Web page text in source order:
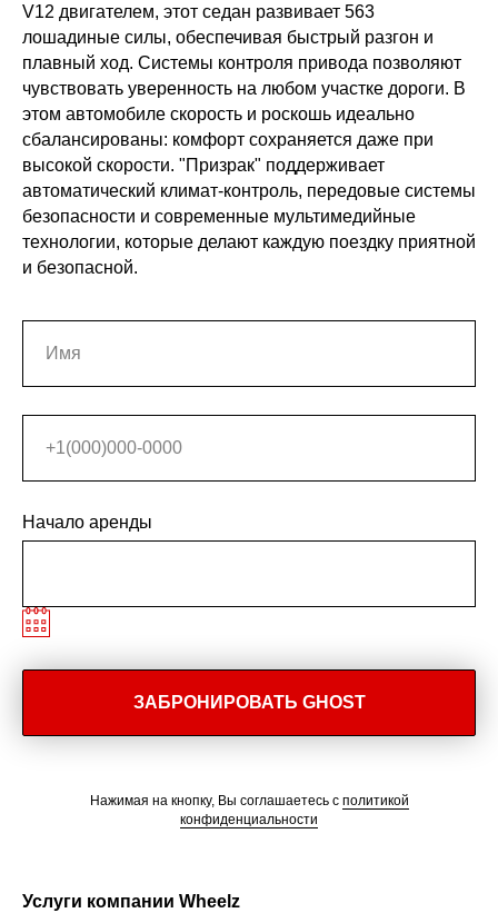
V12 двигателем, этот седан развивает 563
лошадиные силы, обеспечивая быстрый разгон и
плавный ход. Системы контроля привода позволяют
чувствовать уверенность на любом участке дороги. В
этом автомобиле скорость и роскошь идеально
сбалансированы: комфорт сохраняется даже при
высокой скорости. "Призрак" поддерживает
автоматический климат-контроль, передовые системы
безопасности и современные мультимедийные
технологии, которые делают каждую поездку приятной
и безопасной.
Начало аренды
ЗАБРОНИРОВАТЬ GHOST
Нажимая на кнопку, Вы соглашаетесь с политикой
конфиденциальности
Услуги компании Wheelz